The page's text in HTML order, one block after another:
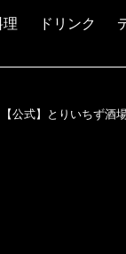
理 ドリンク
公式】とりいちず酒